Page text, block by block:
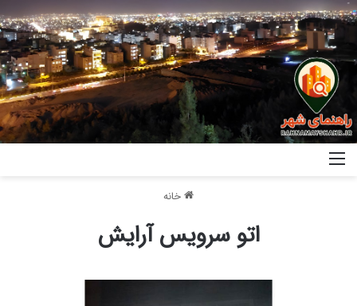
خانه
اتو سرویس آرایش